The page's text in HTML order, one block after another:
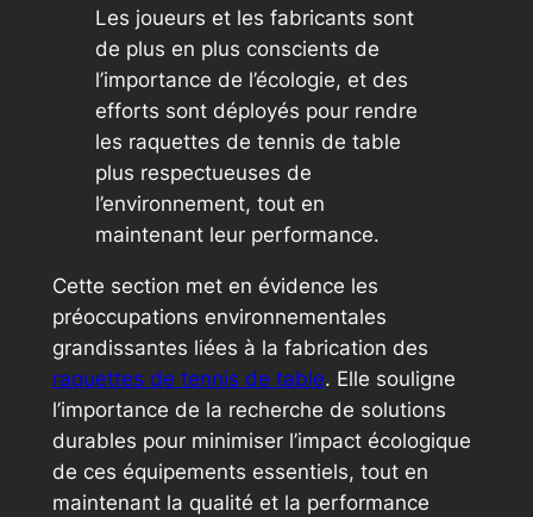
Les joueurs et les fabricants sont
de plus en plus conscients de
l’importance de l’écologie, et des
efforts sont déployés pour rendre
les raquettes de tennis de table
plus respectueuses de
l’environnement, tout en
maintenant leur performance.
Cette section met en évidence les
préoccupations environnementales
grandissantes liées à la fabrication des
raquettes de tennis de table. Elle souligne
l’importance de la recherche de solutions
durables pour minimiser l’impact écologique
de ces équipements essentiels, tout en
maintenant la qualité et la performance